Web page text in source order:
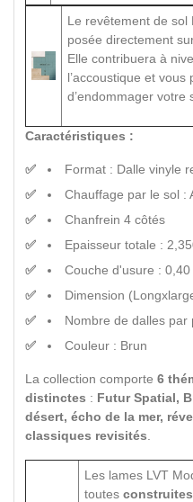
Le revêtement de sol
posée directement
Elle contribuera à
l’accoustique et vous
d’endommager votre
Caractéristiques :
Format : Dalle vinyle
Chauffage par le sol :
Chanfrein 4 côtés
Epaisseur totale :
Couche d'usure : 0,40
Dimension
Nombre de dalles par
Couleur : Brun
La collection comporte 6
distinctes : Futur Spatial,
désert, écho de la mer,
classiques revisités
Les lames LVT
toutes